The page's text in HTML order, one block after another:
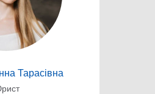
Тарасівна